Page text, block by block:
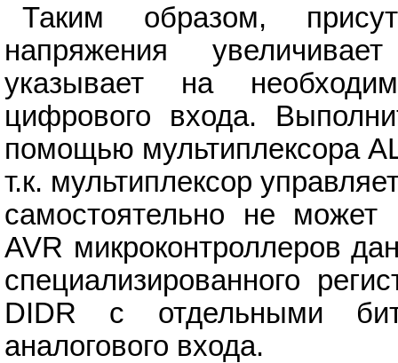
Таким образом,
напряжения
указывает на
цифрового входа.
помощью мультиплексора
т.к. мультиплексор
самостоятельно не может
AVR микроконтроллеров
специализированного
DIDR с отдельными
аналогового входа.